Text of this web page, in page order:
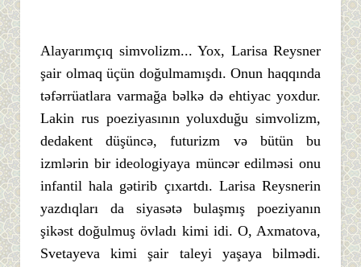
Alayarımçıq simvolizm... Yox, Larisa Reysner
şair olmaq üçün doğulmamışdı. Onun haqqında
təfərrüatlara varmağa bəlkə də ehtiyac yoxdur.
Lakin rus poeziyasının yoluxduğu simvolizm,
dedakent düşüncə, futurizm və bütün bu
izmlərin bir ideologiyaya müncər edilməsi onu
infantil hala gətirib çıxartdı. Larisa Reysnerin
yazdıqları da siyasətə bulaşmış poeziyanın
şikəst doğulmuş övladı kimi idi. O, Axmatova,
Svetayeva kimi şair taleyi yaşaya bilmədi.